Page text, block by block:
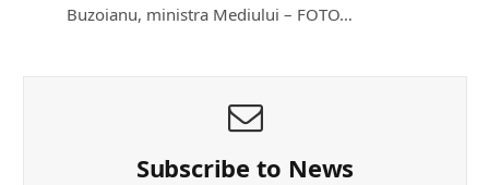
Buzoianu, ministra Mediului – FOTO…
Subscribe to News